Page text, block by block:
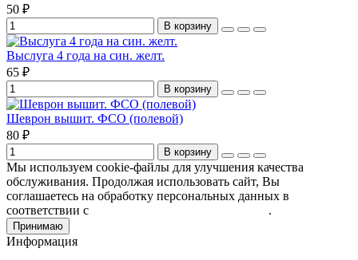
50 ₽
В корзину
Выслуга 4 года на син. желт.
65 ₽
В корзину
Шеврон вышит. ФСО (полевой)
80 ₽
В корзину
Мы используем cookie-файлы для улучшения качества
обслуживания. Продолжая использовать сайт, Вы
соглашаетесь на обработку персональных данных в
соответствии с
.
Принимаю
Информация